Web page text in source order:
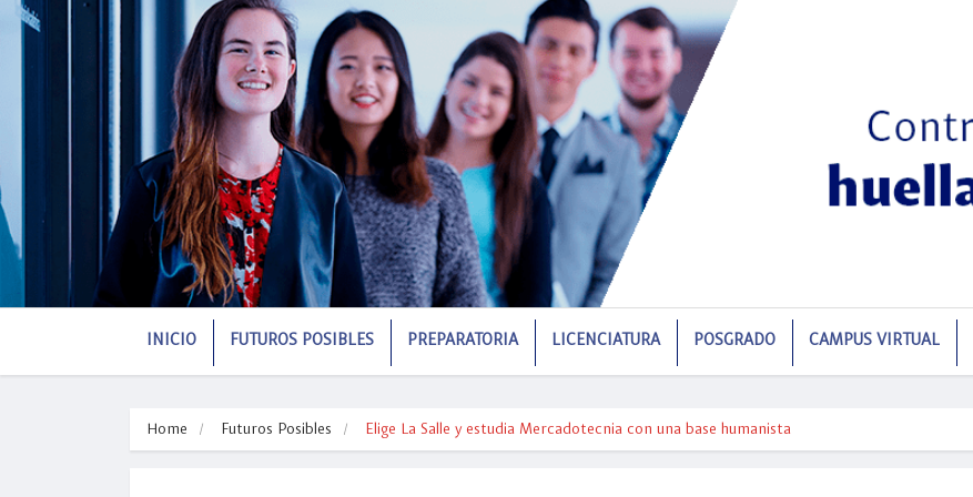
INICIO FUTUROS POSIBLES PREPARATORIA LICENCIATURA POSGRADO CAMPUS VIRTUAL
Home Futuros Posibles Elige La Salle y estudia Mercadotecnia con una base humanista